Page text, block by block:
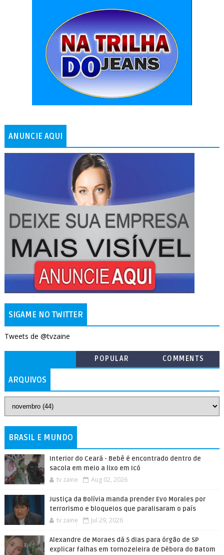
ANUNCIE AQUI
SIGAME NO TWITTER
Tweets de @tvzaine
POPULAR COMMENTS
ARQUIVOS
BRASIL E MUNDO
Interior do Ceará - Bebê é encontrado dentro de
sacola em meio a lixo em Icó
tv zaine Aug 02, 2026
Justiça da Bolívia manda prender Evo Morales por
terrorismo e bloqueios que paralisaram o país
tv zaine Jul 29, 2026
Alexandre de Moraes dá 5 dias para órgão de SP
explicar falhas em tornozeleira de Débora do Batom